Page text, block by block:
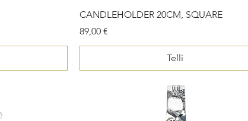
CANDLEHOLDER 20CM, SQUARE
Price
89,00 €
Telli